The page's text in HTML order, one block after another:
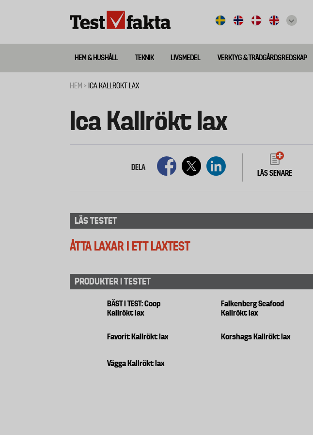
Huvudmeny
ny
HEM & HUSHÅLL TEKNIK LIVSMEDEL VERKTYG & TRÄDGÅRDSREDSKAP
HEM ICA KALLRÖKT LAX
Ica Kallrökt lax
DELA
LÄS SENARE
LÄS TESTET
ÅTTA LAXAR I ETT LAXTEST
PRODUKTER I TESTET
BÄST I TEST: Coop
Kallrökt lax
Falkenberg Seafood
Kallrökt lax
Favorit Kallrökt lax Korshags Kallrökt lax
Vägga Kallrökt lax